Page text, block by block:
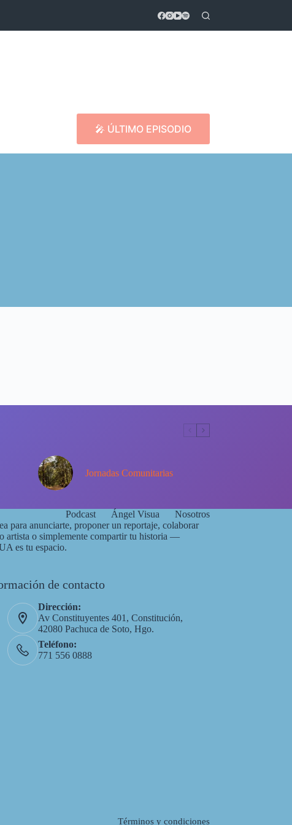
🎤 ÚLTIMO EPISODIO
Jornadas Comunitarias
Podcast Ángel Visua Nosotros
para anunciarte, proponer un reportaje, colaborar
artista o simplemente compartir tu historia —
es tu espacio.
de contacto
Dirección:
Av Constituyentes 401, Constitución,
42080 Pachuca de Soto, Hgo.
Teléfono:
771 556 0888
Términos y condiciones